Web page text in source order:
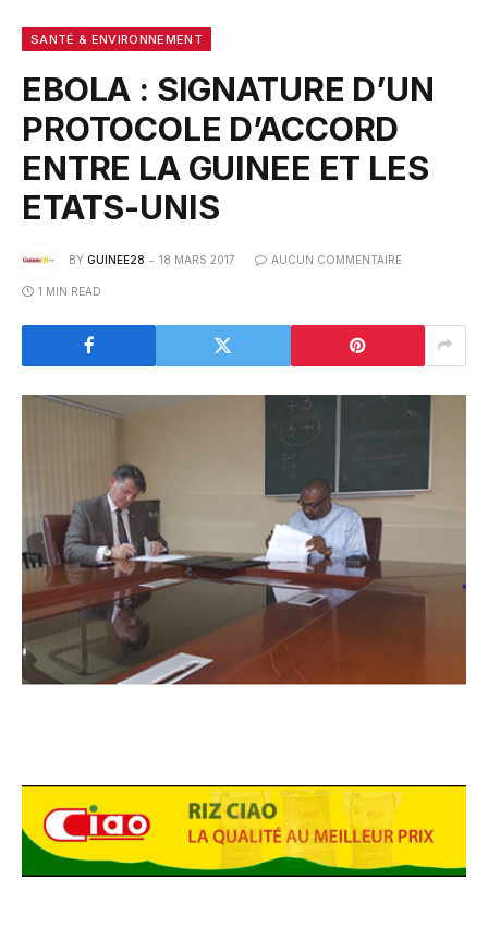
SANTÉ & ENVIRONNEMENT
EBOLA : SIGNATURE D’UN
PROTOCOLE D’ACCORD
ENTRE LA GUINEE ET LES
ETATS-UNIS
BY GUINEE28 18 MARS 2017 AUCUN COMMENTAIRE
1 MIN READ